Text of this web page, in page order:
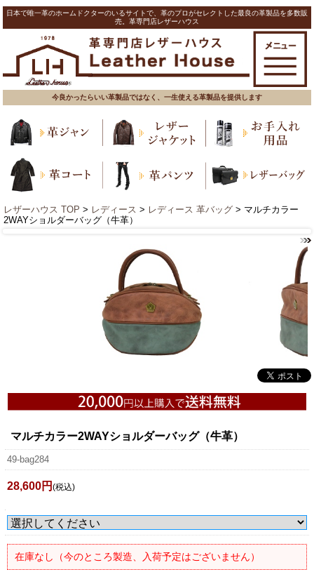
日本で唯一革のホームドクターのいるサイトで、革のプロがセレクトした最良の革製品を多数販
売。革専門店レザーハウス
今良かったらいい革製品ではなく、一生使える革製品を提供します
レザーハウス TOP > レディース > レディース 革バッグ > マルチカラー
2WAYショルダーバッグ（牛革）
マルチカラー2WAYショルダーバッグ（牛革）
49-bag284
28,600円 (税込)
在庫なし（今のところ製造、入荷予定はございません）